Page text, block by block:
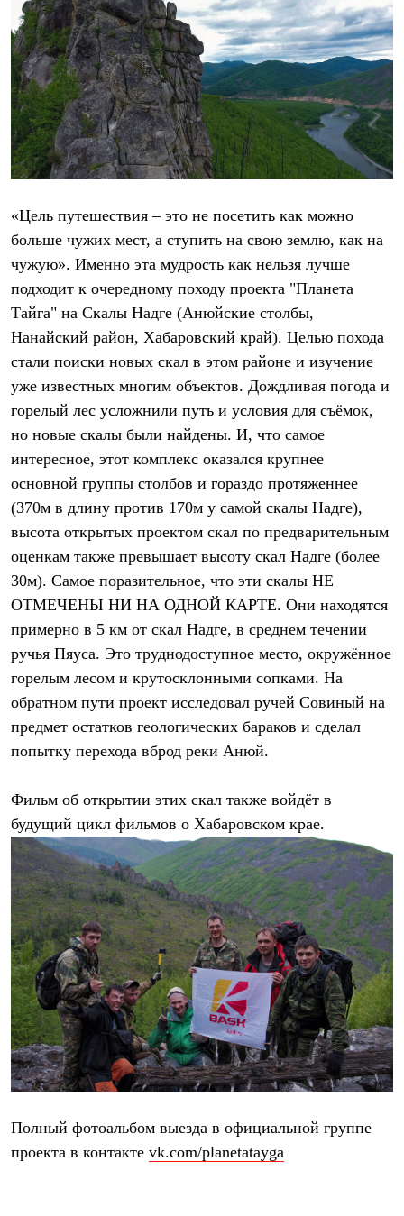
Брюки
Софтшелл одежда
Куртки
Флисовая одежда
Куртки
Брюки
Жилеты
Комбинезоны
Термобелье
Комплект термобелья
Снаряжение
Палатки
Тенты
Аксессуары для палаток
Рюкзаки
Легкоходные
Альпинистские
Городские
Аксессуары для рюкзаков
Спальные мешки
Пуховые
Комбинированные
С синтетическим утеплителем
Аксессуары для спальников
Сумки и баулы
Кошельки
Сумки
Полезные аксессуары
Книги
Еда
Коврики
Обувь
Женская обувь
Сапоги
Ботинки
Мужская обувь
Ботинки
Кроссовки
Сапоги
Тапочки и чуни
Чуни
Уход за обувью
Аксессуары
Головные уборы
Шапки
Балаклавы и маски
Кепки и бейсболки
Повязки
Шарфы
Панамы
Перчатки и рукавицы
Перчатки
Рукавицы
Носки
Полезные аксессуары
Брелки
Шевроны
Термоковрики
«Цель путешествия – это не посетить как можно
больше чужих мест, а ступить на свою землю, как на
чужую». Именно эта мудрость как нельзя лучше
подходит к очередному походу проекта "Планета
Тайга" на Скалы Надге (Анюйские столбы,
Нанайский район, Хабаровский край). Целью похода
стали поиски новых скал в этом районе и изучение
уже известных многим объектов. Дождливая погода и
горелый лес усложнили путь и условия для съёмок,
но новые скалы были найдены. И, что самое
интересное, этот комплекс оказался крупнее
основной группы столбов и гораздо протяженнее
(370м в длину против 170м у самой скалы Надге),
высота открытых проектом скал по предварительным
оценкам также превышает высоту скал Надге (более
30м). Самое поразительное, что эти скалы НЕ
ОТМЕЧЕНЫ НИ НА ОДНОЙ КАРТЕ. Они находятся
примерно в 5 км от скал Надге, в среднем течении
ручья Пяуса. Это труднодоступное место, окружённое
горелым лесом и крутосклонными сопками. На
обратном пути проект исследовал ручей Совиный на
предмет остатков геологических бараков и сделал
попытку перехода вброд реки Анюй.
Фильм об открытии этих скал также войдёт в
будущий цикл фильмов о Хабаровском крае.
Полный фотоальбом выезда в официальной группе
проекта в контакте vk.com/planetatayga